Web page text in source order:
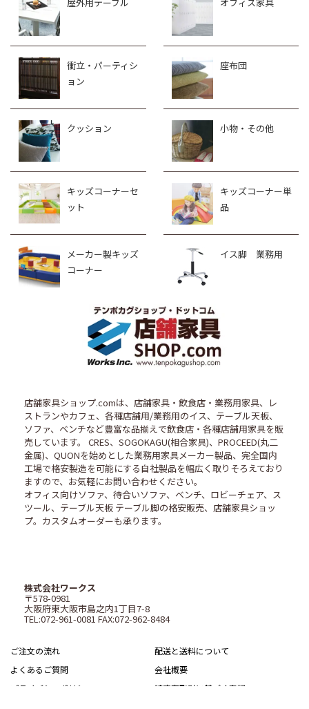
衝立・パーティシ
ョン
座布団
クッション 小物・その他
キッズコーナーセ
ット
キッズコーナー単
品
メーカー製キッズ
コーナー
イス脚 業務用
店舗家具ショップ.comは、店舗家具・飲食店・業務用家具、レ
ストランやカフェ、各種店舗用/業務用のイス、テーブル天板、
ソファ、ベンチなど豊富な品揃えで飲食店・各種店舗用家具を販
売しています。 CRES、SOGOKAGU(相合家具)、PROCEED(丸二
金属)、QUONを始めとした業務用家具メーカー製品、完全国内
工場で格安製造を可能にする自社製品を幅広く取りそろえており
ますので、お気軽にお問い合わせください。
オフィス向けソファ、待合いソファ、ベンチ、ロビーチェア、ス
ツール、テーブル天板 テーブル脚の格安販売、店舗家具ショッ
プ。カスタムオーダーも承ります。
株式会社ワークス
〒578-0981
大阪府東大阪市島之内1丁目7-8
TEL:072-961-0081 FAX:072-962-8484
ご注文の流れ
配送と送料について
よくあるご質問
会社概要
プライバシーポリシー
特定商取引に基づく表記